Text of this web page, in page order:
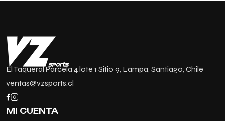
El Taqueral Parcela 4 lote 1 Sitio 9, Lampa, Santiago, Chile
ventas@vzsports.cl
MI CUENTA